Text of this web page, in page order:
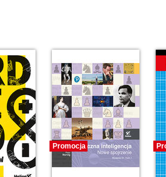
Promocja